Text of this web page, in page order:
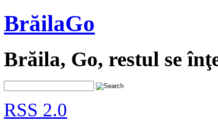
BrăilaGo
Brăila, Go, restul se
RSS 2.0